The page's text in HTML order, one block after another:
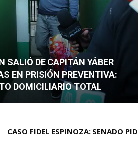
SALIÓ DE CAPITÁN YÁBER
EN PRISIÓN PREVENTIVA:
DOMICILIARIO TOTAL
CASO FIDEL ESPINOZA: SENADO
TC ADMITE A TRÁMITE Y DECLARA